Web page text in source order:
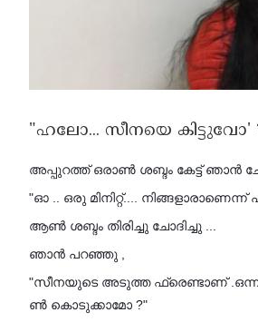
"ഹലോ... സീനയെ കിട്ടുവോ'
അപ്പുറത്ത് ഒരാൺ ശബ്ദം കേട്ട് ഞാൻ
"ഓ .. ഒരു മിനിറ്റ്....
ആൺ ശബ്ദം തിരിച്ചു ചോദിച്ചു ...
ഞാൻ പറഞ്ഞു ,
"സീനയുടെ അടുത്ത ഫ്രെണ്ടാണ്
ൺ കൊടുക്കാമോ ?"